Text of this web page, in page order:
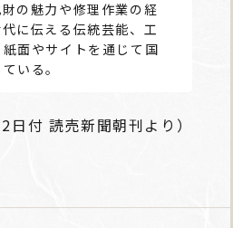
の魅力や修理作業の経
に伝える伝統芸能、工
面やサイトを通じて国
いる。
日付 読売新聞朝刊より）